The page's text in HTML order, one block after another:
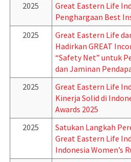
2025
Great Eastern Life
Penghargaan Best
2025
Great Eastern Life
Hadirkan GREAT
“Safety Net” untuk
dan Jaminan
2025
Great Eastern Life
Kinerja Solid di
Awards 2025
2025
Satukan Langkah
Great Eastern Life
Indonesia Women’s